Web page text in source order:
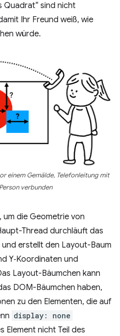
Quadrat“ sind nicht
Ihr Freund weiß, wie
würde.
einem Gemälde, Telefonleitung mit
verbunden
um die Geometrie von
Thread durchläuft das
erstellt den Layout-Baum
Y‑Koordinaten und
Layout-Bäumchen kann
DOM-Bäumchen haben,
zu den Elementen, die auf
display: none
Element nicht Teil des